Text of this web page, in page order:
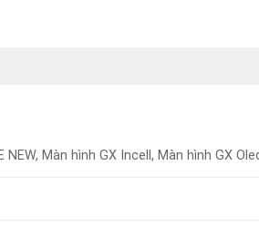
NEW, Màn hình GX Incell, Màn hình GX